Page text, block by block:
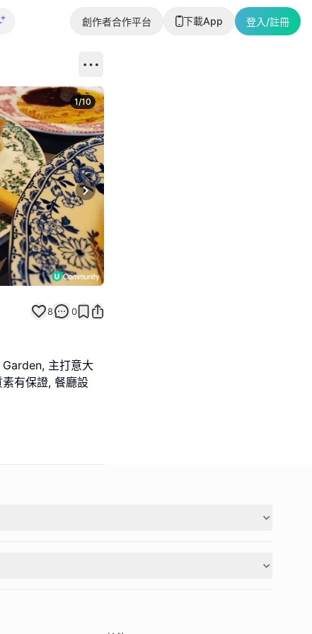
創作者合作平台 下載App 登入/註冊
Next slide
1/10
8 0
主打意大
有保證, 餐廳設